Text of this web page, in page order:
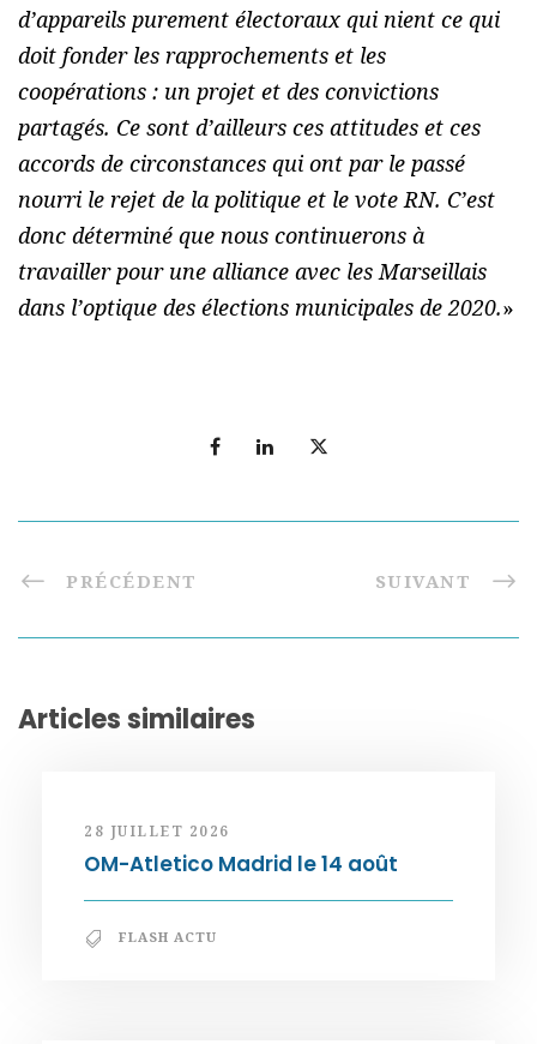
d’appareils purement électoraux qui nient ce qui
doit fonder les rapprochements et les
coopérations : un projet et des convictions
partagés. Ce sont d’ailleurs ces attitudes et ces
accords de circonstances qui ont par le passé
nourri le rejet de la politique et le vote RN. C’est
donc déterminé que nous continuerons à
travailler pour une alliance avec les Marseillais
dans l’optique des élections municipales de 2020.»
PRÉCÉDENT SUIVANT
Articles similaires
28 JUILLET 2026
OM-Atletico Madrid le 14 août
FLASH ACTU